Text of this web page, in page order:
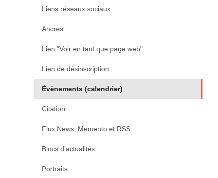
Liens réseaux sociaux
Ancres
Lien "Voir en tant que page web"
Lien de désinscription
Évènements (calendrier)
Citation
Flux News, Memento et RSS
Blocs d'actualités
Portraits